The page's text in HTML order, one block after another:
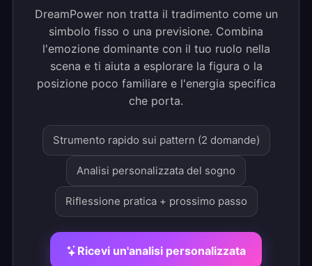
DreamPower non tratta il tradimento come un
simbolo fisso o una previsione. Combina
l'emozione dominante con il tuo ruolo nella
scena e ti aiuta a esplorare la figura o la
posizione poco familiare e l'energia specifica
che porta.
Strumento rapido sui pattern (2 domande)
Analisi personalizzata del sogno
Riflessione pratica + prossimo passo
Ricevi un'analisi personalizzata